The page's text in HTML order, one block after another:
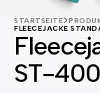
STARTSEITE
FLEECEJACKE
ST-400